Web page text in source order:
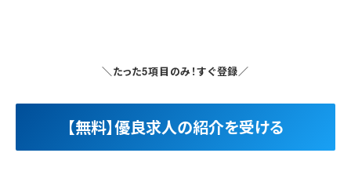
＼たった5項目のみ！すぐ登録／
【無料】優良求人の紹介を受ける